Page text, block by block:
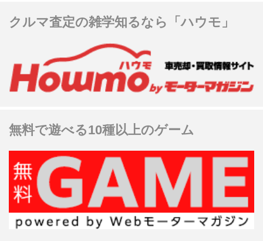
クルマ査定の雑学知るなら「ハウモ」
無料で遊べる10種以上のゲーム